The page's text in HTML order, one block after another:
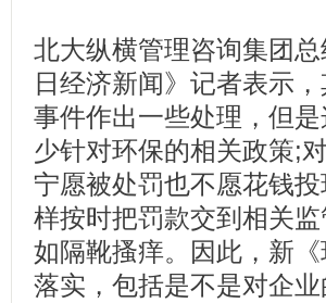
北大纵横管理咨询集团
日经济新闻》记者表示
事件作出一些处理，但
少针对环保的相关政策;
宁愿被处罚也不愿花钱
样按时把罚款交到相关
如隔靴搔痒。因此，新
落实，包括是不是对企